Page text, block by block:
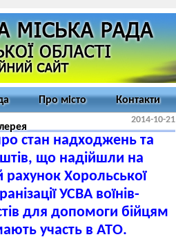
Про місто Контакти
2014-10-21
стан надходжень та
що надійшли на
рахунок Хорольської
УСВА воїнів-
для допомоги бійцям
участь в АТО.